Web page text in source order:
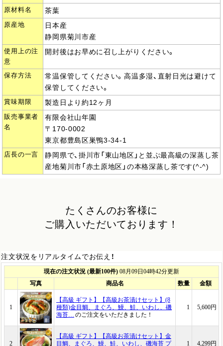
原材料名 茶葉
原産地
日本産
静岡県菊川市産
使用上の注
意
開封後はお早めに召し上がりください。
保存方法
常温保管してください。高温多湿、直射日光は避けて
保管してください。
賞味期限 製造日より約12ヶ月
販売事業者
名
有限会社山年園
〒170-0002
東京都豊島区巣鴨3-34-1
店長の一言
静岡県で、掛川市「東山地区」と並ぶ最高級の深蒸し茶
産地菊川市「赤土原地区」の本格深蒸し茶です(^-^)
たくさんのお客様に
ご購入いただいております！
注文状況をリアルタイムでお伝え！